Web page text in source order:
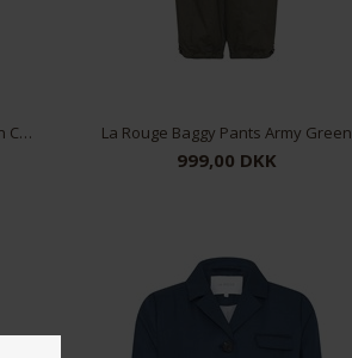
La Rouge Sisse Striped Cardigan Green Camel Melange
S/M
La Rouge Baggy Pants Army Green
999,00 DKK